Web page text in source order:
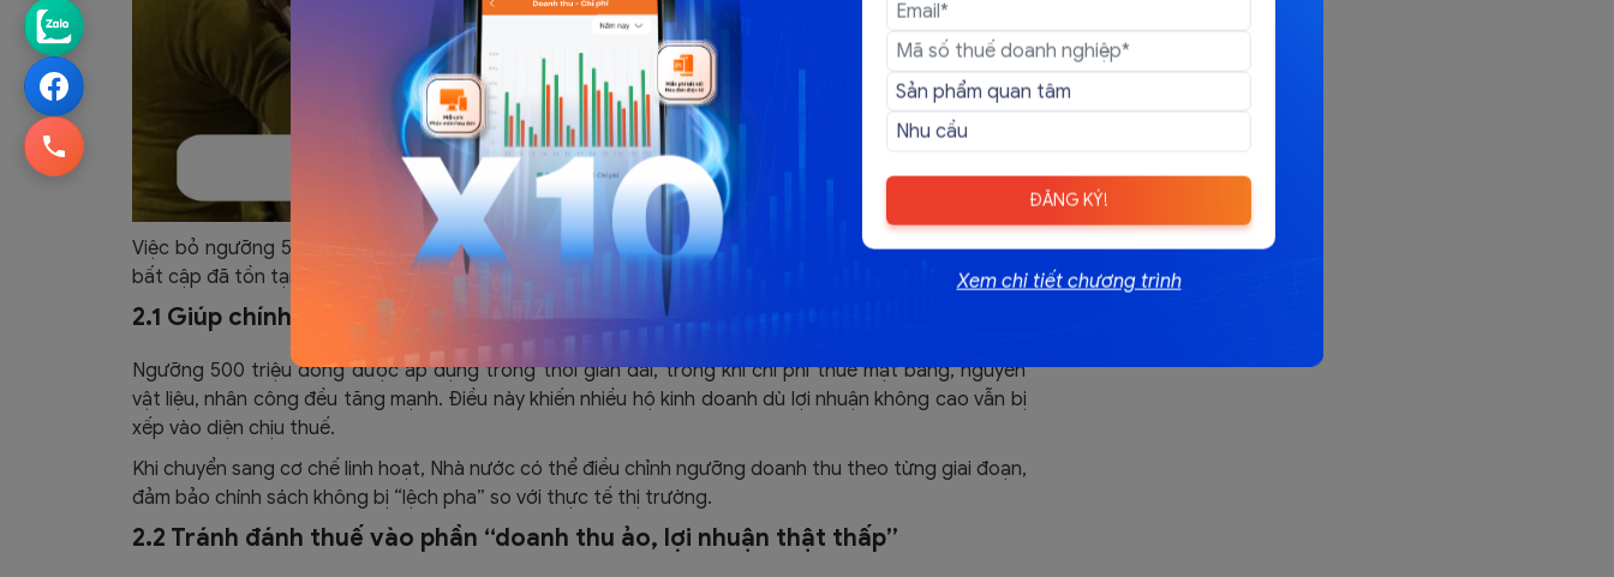
ĐĂNG KÝ!
Xem chi tiết chương trình
Việc bỏ ngưỡng 500 triệu đồng/năm không chỉ là điều chỉnh kỹ thuật, mà giải quyết trực tiếp những
bất cập đã tồn tại nhiều năm trong cách tính thuế đối với hộ kinh doanh:
2.1 Giúp chính sách thuế “bắt nhịp” với thực tế kinh doanh
Ngưỡng 500 triệu đồng được áp dụng trong thời gian dài, trong khi chi phí thuê mặt bằng, nguyên
vật liệu, nhân công đều tăng mạnh. Điều này khiến nhiều hộ kinh doanh dù lợi nhuận không cao vẫn bị
xếp vào diện chịu thuế.
Khi chuyển sang cơ chế linh hoạt, Nhà nước có thể điều chỉnh ngưỡng doanh thu theo từng giai đoạn,
đảm bảo chính sách không bị “lệch pha” so với thực tế thị trường.
2.2 Tránh đánh thuế vào phần “doanh thu ảo, lợi nhuận thật thấp”